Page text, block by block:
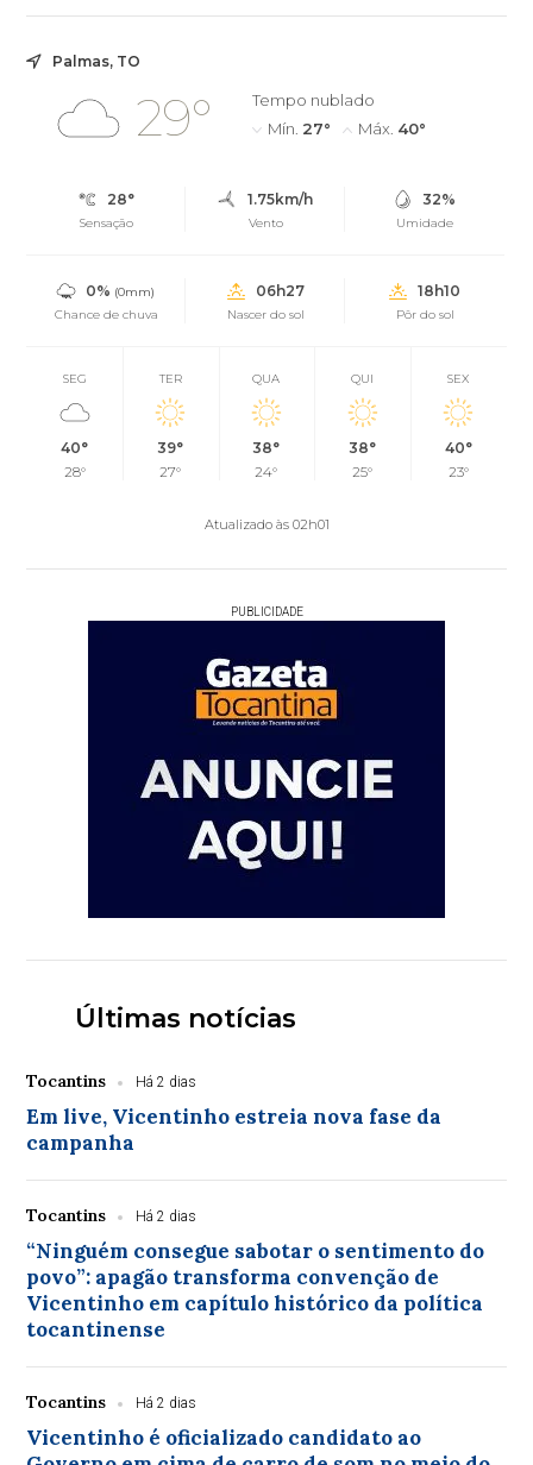
Palmas, TO
29°
Tempo nublado
Mín. 27° Máx. 40°
28°
Sensação
1.75km/h
Vento
32%
Umidade
0% (0mm)
Chance de chuva
06h27
Nascer do sol
18h10
Pôr do sol
SEG
40°
28°
TER
39°
27°
QUA
38°
24°
QUI
38°
25°
SEX
40°
23°
Atualizado às 02h01
PUBLICIDADE
Últimas notícias
Tocantins Há 2 dias
Em live, Vicentinho estreia nova fase da
campanha
Tocantins Há 2 dias
“Ninguém consegue sabotar o sentimento do
povo”: apagão transforma convenção de
Vicentinho em capítulo histórico da política
tocantinense
Tocantins Há 2 dias
Vicentinho é oficializado candidato ao